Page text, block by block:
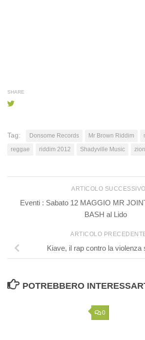
SHARE
Tag: Donsome Records Mr Brown Riddim
reggae
riddim 2012 Shadyville Music
ARTICOLO SUCCESSIVO
Eventi : Sabato 12 MAGGIO MR
BASH al Lido
ARTICOLO
Kiave, il rap contro la violenza
POTREBBERO
0